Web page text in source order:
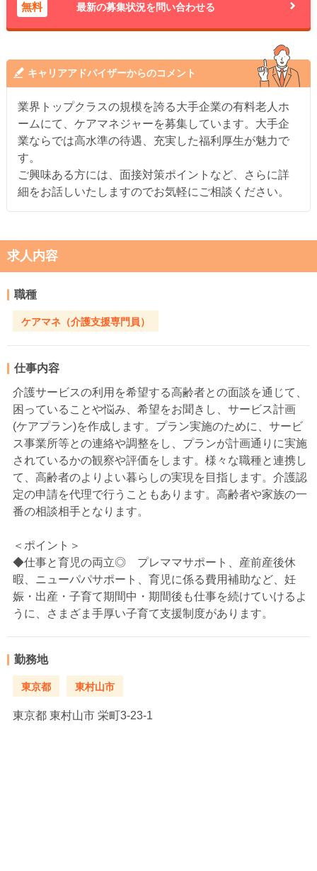
無料 最新の募集状況を問い合わせる
キャリアアドバイザーからのコメント
業界トップクラスの規模を誇る大手企業の有料老人ホ
ームにて、ケアマネジャーを募集しています。大手企
業ならでは高水準の待遇、充実した福利厚生が魅力で
す。
ご興味ある方には、面接対策ポイントなど、さらに詳
細をお話しいたしますのでお気軽にご相談ください。
求人内容
職種
ケアマネ（介護支援専門員）
仕事内容
介護サービスの利用を希望する高齢者との面談を通じて、
困っていることや悩み、希望をお聞きし、サービス計画
(ケアプラン)を作成します。プラン実施のために、サービ
ス事業所等との連絡や調整をし、プランが計画通りに実施
されているかの観察や評価をします。様々な職種と連携し
て、高齢者のよりよい暮らしの実現を目指します。介護認
定の申請を代理で行うこともあります。高齢者や家族の一
番の相談相手となります。
＜ポイント＞
◆仕事と育児の両立◎ プレママサポート、産前産後休
暇、ニューパパサポート、育児に係る費用補助など、妊
娠・出産・子育て期間中・期間後も仕事を続けていけるよ
うに、さまざま手厚い子育て支援制度があります。
勤務地
東京都 東村山市
東京都 東村山市 栄町3-23-1